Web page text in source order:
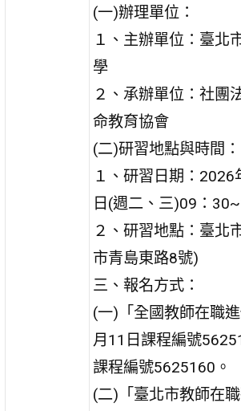
(一)辦理單位：
１、主辦單位：臺北
學
２、承辦單位：社團
命教育協會
(二)研習地點與時間：
１、研習日期：
日(週二、三)09：
２、研習地點：臺北
市青島東路8號)
三、報名方式：
(一)「全國教師在職
月11日課程編號
課程編號5625160。
(二)「臺北市教師在